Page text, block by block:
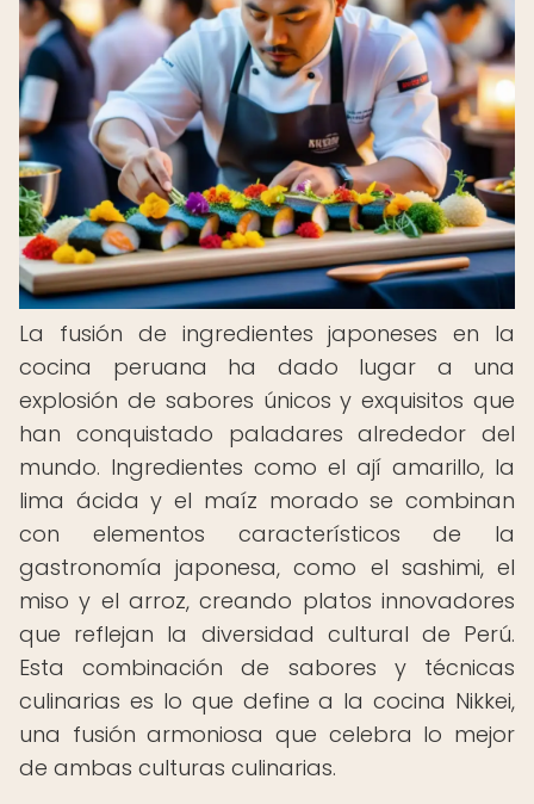
La fusión de ingredientes japoneses en la
cocina peruana ha dado lugar a una
explosión de sabores únicos y exquisitos que
han conquistado paladares alrededor del
mundo. Ingredientes como el ají amarillo, la
lima ácida y el maíz morado se combinan
con elementos característicos de la
gastronomía japonesa, como el sashimi, el
miso y el arroz, creando platos innovadores
que reflejan la diversidad cultural de Perú.
Esta combinación de sabores y técnicas
culinarias es lo que define a la cocina Nikkei,
una fusión armoniosa que celebra lo mejor
de ambas culturas culinarias.